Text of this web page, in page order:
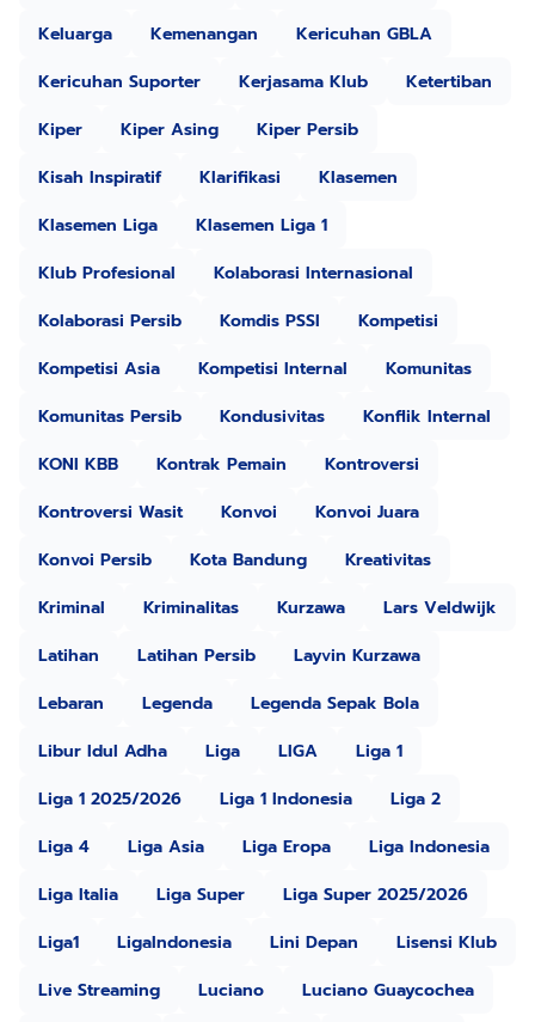
Keluarga
Kemenangan
Kericuhan GBLA
Kericuhan Suporter
Kerjasama Klub
Ketertiban
Kiper
Kiper Asing
Kiper Persib
Kisah Inspiratif
Klarifikasi
Klasemen
Klasemen Liga
Klasemen Liga 1
Klub Profesional
Kolaborasi Internasional
Kolaborasi Persib
Komdis PSSI
Kompetisi
Kompetisi Asia
Kompetisi Internal
Komunitas
Komunitas Persib
Kondusivitas
Konflik Internal
KONI KBB
Kontrak Pemain
Kontroversi
Kontroversi Wasit
Konvoi
Konvoi Juara
Konvoi Persib
Kota Bandung
Kreativitas
Kriminal
Kriminalitas Kurzawa
Lars Veldwijk
Latihan
Latihan Persib
Layvin Kurzawa
Lebaran
Legenda
Legenda Sepak Bola
Libur Idul Adha
Liga LIGA
Liga 1
Liga 1 2025/2026
Liga 1 Indonesia
Liga 2
Liga 4
Liga Asia Liga Eropa
Liga Indonesia
Liga Italia
Liga Super
Liga Super 2025/2026
Liga1
LigaIndonesia Lini Depan
Lisensi Klub
Live Streaming
Luciano
Luciano Guaycochea